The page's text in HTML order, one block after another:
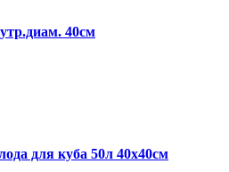
40см
для куба 50л 40х40см